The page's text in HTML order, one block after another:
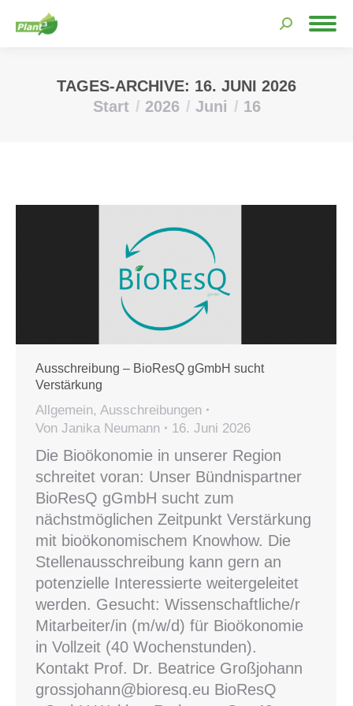
Search:
TAGES-ARCHIVE: 16. JUNI 2026
Sie befinden sich hier:
Start 2026 Juni 16
Ausschreibung – BioResQ gGmbH sucht
Verstärkung
Allgemein, Ausschreibungen
Von Janika Neumann 16. Juni 2026
Die Bioökonomie in unserer Region
schreitet voran: Unser Bündnispartner
BioResQ gGmbH sucht zum
nächstmöglichen Zeitpunkt Verstärkung
mit bioökonomischem Knowhow. Die
Stellenausschreibung kann gern an
potenzielle Interessierte weitergeleitet
werden. Gesucht: Wissenschaftliche/r
Mitarbeiter/in (m/w/d) für Bioökonomie
in Vollzeit (40 Wochenstunden).
Kontakt Prof. Dr. Beatrice Großjohann
grossjohann@bioresq.eu BioResQ